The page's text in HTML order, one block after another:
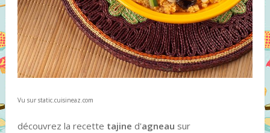
Vu sur static.cuisineaz.com
découvrez la recette tajine d'agneau sur